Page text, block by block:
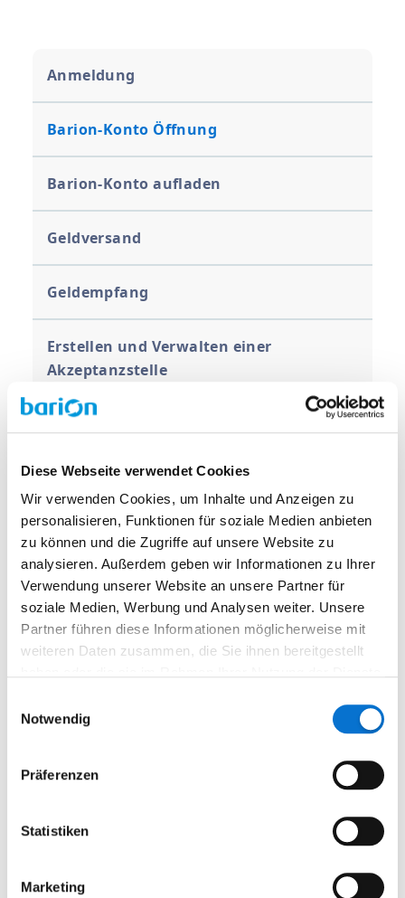
Diese Webseite verwendet Cookies
Wir verwenden Cookies, um Inhalte und Anzeigen zu
personalisieren, Funktionen für soziale Medien anbieten
zu können und die Zugriffe auf unsere Website zu
analysieren. Außerdem geben wir Informationen zu Ihrer
Verwendung unserer Website an unsere Partner für
soziale Medien, Werbung und Analysen weiter. Unsere
Partner führen diese Informationen möglicherweise mit
weiteren Daten zusammen, die Sie ihnen bereitgestellt
Notwendig
Präferenzen
Statistiken
Marketing
Anmeldung
Barion-Konto Öffnung
Barion-Konto aufladen
Geldversand
Geldempfang
Erstellen und Verwalten einer
Akzeptanzstelle
Entfernen von Grenzwerten für
Banküberweisung, Rücktauschen
Schließung
Andere Fragen zur Nutzung Ihres
Barion-Kontos